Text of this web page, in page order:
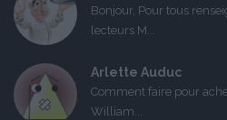
Bonjour, Pour tous
lecteurs M...
Arlette Auduc
Comment faire pour
William...